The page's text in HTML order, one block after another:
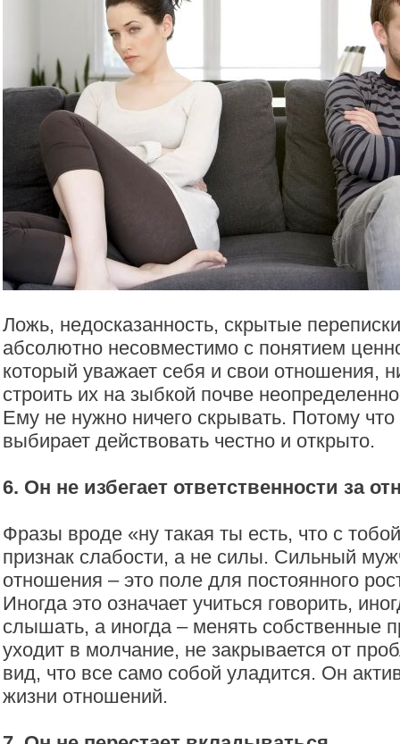
Ложь, недосказанность, скрытые
абсолютно несовместимо с понятием
который уважает себя и свои отношения,
строить их на зыбкой почве
Ему не нужно ничего скрывать. Потому что
выбирает действовать честно и открыто.
6. Он не избегает ответственности за
Фразы вроде «ну такая ты есть, что с
признак слабости, а не силы. Сильный
отношения – это поле для постоянного
Иногда это означает учиться говорить,
слышать, а иногда – менять собственные
уходит в молчание, не закрывается от
вид, что все само собой уладится. Он
жизни отношений.